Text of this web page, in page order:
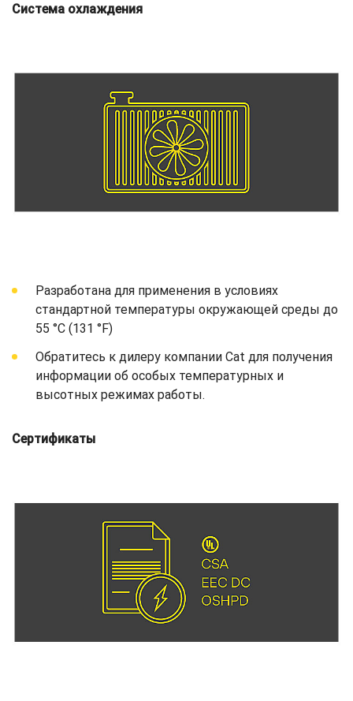
Система охлаждения
Разработана для применения в условиях
стандартной температуры окружающей среды до
55 °C (131 °F)
Обратитесь к дилеру компании Cat для получения
информации об особых температурных и
высотных режимах работы.
Сертификаты